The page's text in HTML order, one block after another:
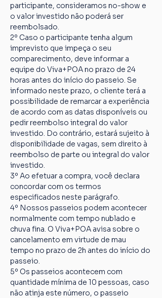
participante, consideramos no-show e
o valor investido não poderá ser
reembolsado.
2º Caso o participante tenha algum
imprevisto que impeça o seu
comparecimento, deve informar a
equipe do Viva+POA no prazo de 24
horas antes do início do passeio. Se
informado neste prazo, o cliente terá a
possibilidade de remarcar a experiência
de acordo com as datas disponíveis ou
pedir reembolso integral do valor
investido. Do contrário, estará sujeito à
disponibilidade de vagas, sem direito à
reembolso de parte ou integral do valor
investido.
3º Ao efetuar a compra, você declara
concordar com os termos
especificados neste parágrafo.
4º Nossos passeios podem acontecer
normalmente com tempo nublado e
chuva fina. O Viva+POA avisa sobre o
cancelamento em virtude de mau
tempo no prazo de 2h antes do início do
passeio.
5º Os passeios acontecem com
quantidade mínima de 10 pessoas, caso
não atinja este número, o passeio